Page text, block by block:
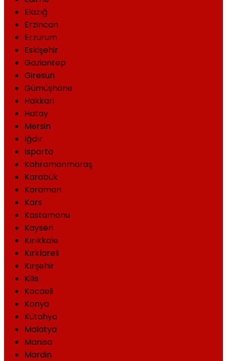
Elazığ
Erzincan
Erzurum
Eskişehir
Gaziantep
Giresun
Gümüşhane
Hakkari
Hatay
Mersin
Iğdır
Isparta
Kahramanmaraş
Karabük
Karaman
Kars
Kastamonu
Kayseri
Kırıkkale
Kırklareli
Kırşehir
Kilis
Kocaeli
Konya
Kütahya
Malatya
Manisa
Mardin